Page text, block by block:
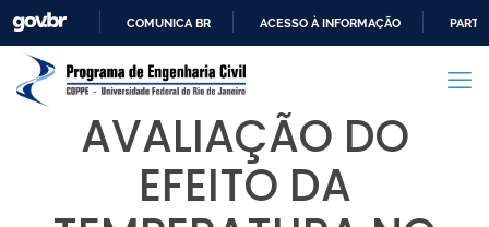
PARA
CONTEÚDO
COMUNICA BR ACESSO À INFORMAÇÃO
AVALIAÇÃO DO
EFEITO DA